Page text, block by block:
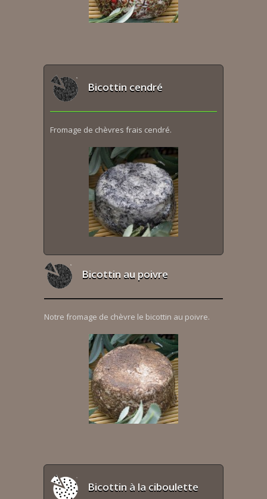
Bicottin cendré
Fromage de chèvres frais cendré.
Bicottin au poivre
Notre fromage de chèvre le bicottin au poivre.
Bicottin à la ciboulette